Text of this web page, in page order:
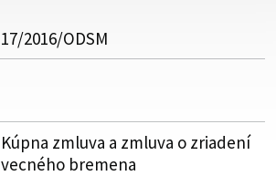
17/2016/ODSM
Kúpna zmluva a zmluva o zriadení
vecného bremena